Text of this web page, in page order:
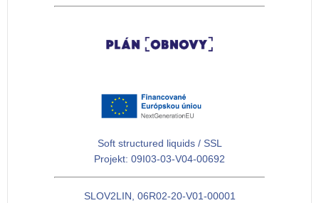
Soft structured liquids / SSL
Projekt: 09I03-03-V04-00692
SLOV2LIN, 06R02-20-V01-00001